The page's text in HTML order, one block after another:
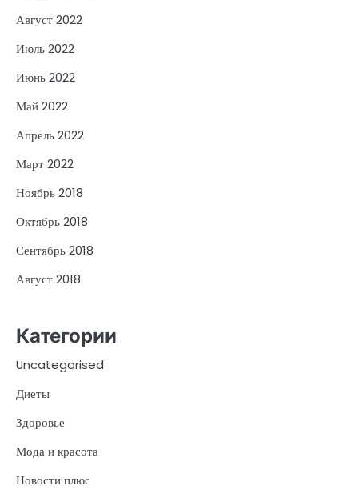
Август 2022
Июль 2022
Июнь 2022
Май 2022
Апрель 2022
Март 2022
Ноябрь 2018
Октябрь 2018
Сентябрь 2018
Август 2018
Категории
Uncategorised
Диеты
Здоровье
Мода и красота
Новости плюс